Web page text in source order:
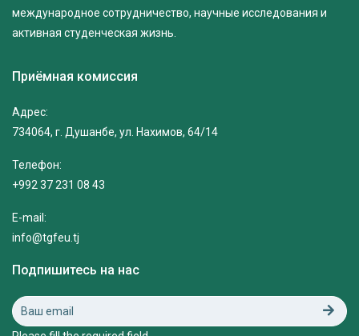
международное сотрудничество, научные исследования и
активная студенческая жизнь.
Приёмная комиссия
Адрес:
734064, г. Душанбе, ул. Нахимов, 64/14
Телефон:
+992 37 231 08 43
E-mail:
info@tgfeu.tj
Подпишитесь на нас